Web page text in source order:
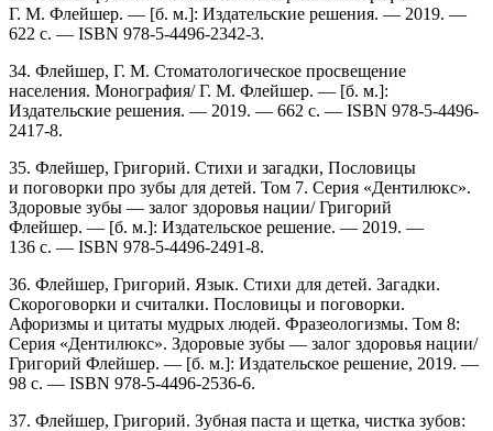
Г. М. Флейшер. — [б. м.]: Издательские решения. — 2019. —
622 c. — ISBN 978-5-4496-2342-3.
34. Флейшер, Г. М. Стоматологическое просвещение
населения. Монография/ Г. М. Флейшер. — [б. м.]:
Издательские решения. — 2019. — 662 с. — ISBN 978-5-4496-
2417-8.
35. Флейшер, Григорий. Стихи и загадки, Пословицы
и поговорки про зубы для детей. Том 7. Серия «Дентилюкс».
Здоровые зубы — залог здоровья нации/ Григорий
Флейшер. — [б. м.]: Издательское решение. — 2019. —
136 с. — ISBN 978-5-4496-2491-8.
36. Флейшер, Григорий. Язык. Стихи для детей. Загадки.
Скороговорки и считалки. Пословицы и поговорки.
Афоризмы и цитаты мудрых людей. Фразеологизмы. Том 8:
Серия «Дентилюкс». Здоровые зубы — залог здоровья нации/
Григорий Флейшер. — [б. м.]: Издательское решение, 2019. —
98 с. — ISBN 978-5-4496-2536-6.
37. Флейшер, Григорий. Зубная паста и щетка, чистка зубов: